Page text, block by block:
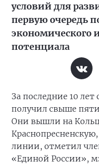
условий для
первую очередь
экономического
потенциала
За последние 10
получил свыше
Они вышли на
линии, отметил
«Единой России»,